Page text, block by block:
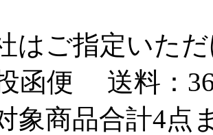
はご指定いた
函便
送料：
象商品合計4点